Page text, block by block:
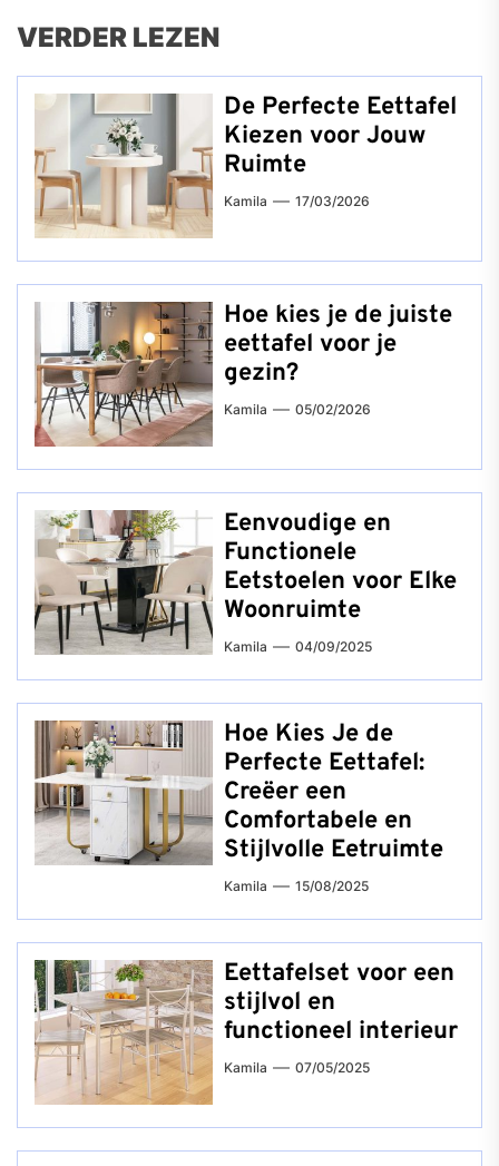
VERDER LEZEN
De Perfecte Eettafel
Kiezen voor Jouw
Ruimte
Kamila 17/03/2026
Hoe kies je de juiste
eettafel voor je
gezin?
Kamila 05/02/2026
Eenvoudige en
Functionele
Eetstoelen voor Elke
Woonruimte
Kamila 04/09/2025
Hoe Kies Je de
Perfecte Eettafel:
Creëer een
Comfortabele en
Stijlvolle Eetruimte
Kamila 15/08/2025
Eettafelset voor een
stijlvol en
functioneel interieur
Kamila 07/05/2025